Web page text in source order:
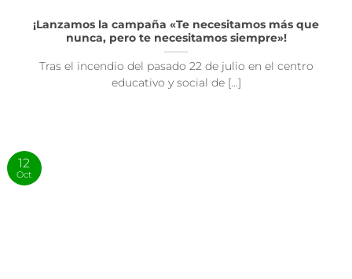
¡Lanzamos la campaña «Te necesitamos más que
nunca, pero te necesitamos siempre»!
Tras el incendio del pasado 22 de julio en el centro
educativo y social de [...]
12
Oct